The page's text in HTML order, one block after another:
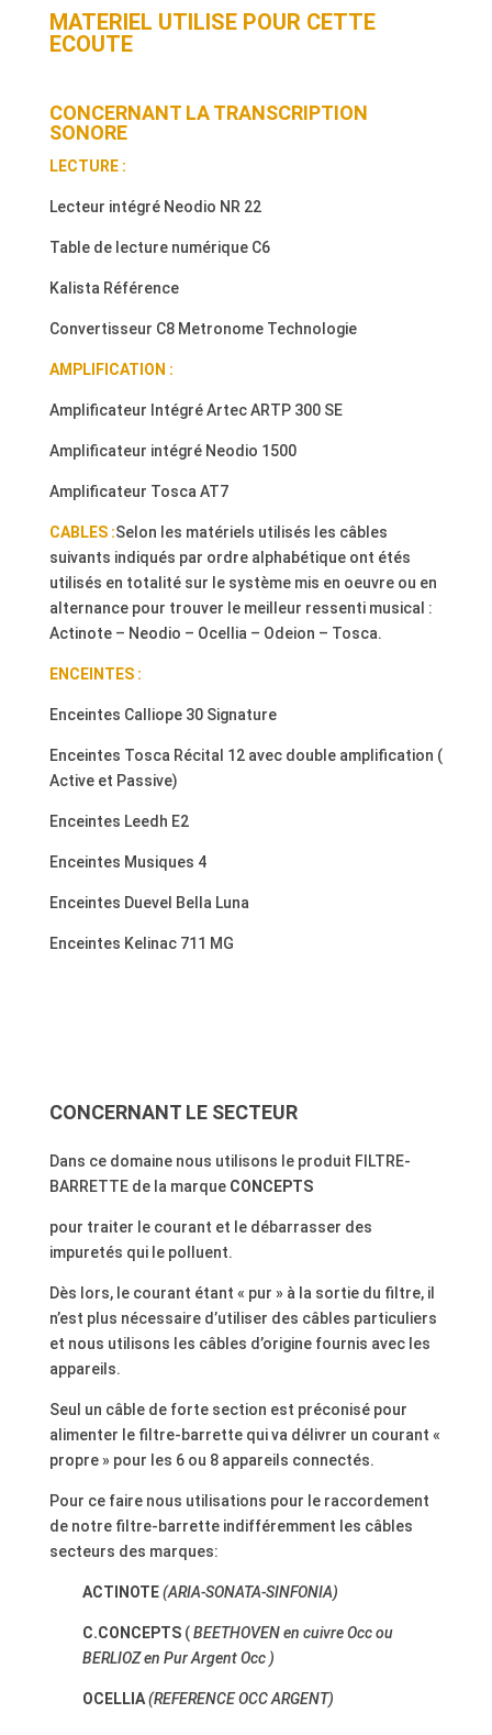
MATERIEL UTILISE POUR CETTE
ECOUTE
CONCERNANT LA TRANSCRIPTION
SONORE
LECTURE :
Lecteur intégré Neodio NR 22
Table de lecture numérique C6
Kalista Référence
Convertisseur C8 Metronome Technologie
AMPLIFICATION :
Amplificateur Intégré Artec ARTP 300 SE
Amplificateur intégré Neodio 1500
Amplificateur Tosca AT7
CABLES :Selon les matériels utilisés les câbles
suivants indiqués par ordre alphabétique ont étés
utilisés en totalité sur le système mis en oeuvre ou en
alternance pour trouver le meilleur ressenti musical :
Actinote – Neodio – Ocellia – Odeion – Tosca.
ENCEINTES :
Enceintes Calliope 30 Signature
Enceintes Tosca Récital 12 avec double amplification (
Active et Passive)
Enceintes Leedh E2
Enceintes Musiques 4
Enceintes Duevel Bella Luna
Enceintes Kelinac 711 MG
CONCERNANT LE SECTEUR
Dans ce domaine nous utilisons le produit FILTRE-
BARRETTE de la marque CONCEPTS
pour traiter le courant et le débarrasser des
impuretés qui le polluent.
Dès lors, le courant étant « pur » à la sortie du filtre, il
n’est plus nécessaire d’utiliser des câbles particuliers
et nous utilisons les câbles d’origine fournis avec les
appareils.
Seul un câble de forte section est préconisé pour
alimenter le filtre-barrette qui va délivrer un courant «
propre » pour les 6 ou 8 appareils connectés.
Pour ce faire nous utilisations pour le raccordement
de notre filtre-barrette indifféremment les câbles
secteurs des marques:
ACTINOTE (ARIA-SONATA-SINFONIA)
C.CONCEPTS (BEETHOVEN en cuivre Occ ou
BERLIOZ en Pur Argent Occ )
OCELLIA (REFERENCE OCC ARGENT)